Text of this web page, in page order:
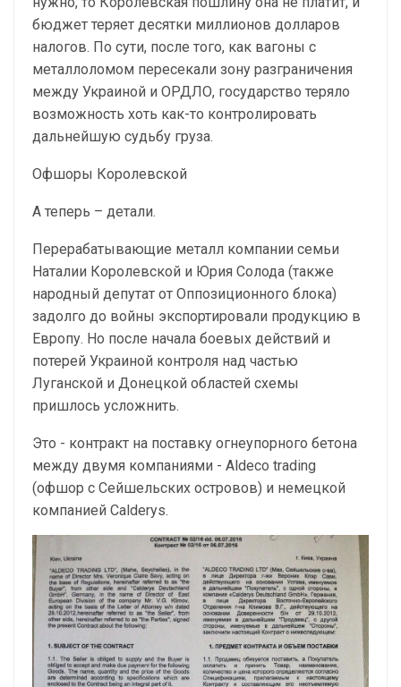
бюджет теряет десятки миллионов долларов
налогов. По сути, после того, как вагоны с
металлоломом пересекали зону разграничения
между Украиной и ОРДЛО, государство теряло
возможность хоть как-то контролировать
дальнейшую судьбу груза.
Офшоры Королевской
А теперь – детали.
Перерабатывающие металл компании семьи
Наталии Королевской и Юрия Солода (также
народный депутат от Оппозиционного блока)
задолго до войны экспортировали продукцию в
Европу. Но после начала боевых действий и
потерей Украиной контроля над частью
Луганской и Донецкой областей схемы
пришлось усложнить.
Это - контракт на поставку огнеупорного бетона
между двумя компаниями - Aldeco trading
(офшор с Cейшельских островов) и немецкой
компанией Calderys.